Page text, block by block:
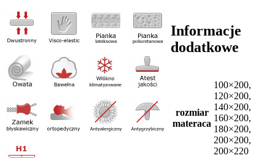
Informacje
dodatkowe
rozmiar
materaca
100×200,
120×200,
140×200,
160×200,
180×200,
200×200,
200×220